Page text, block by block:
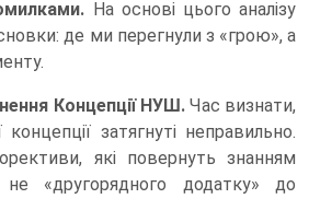
На основі цього аналізу
де ми перегнули з «грою», а
Концепції НУШ.Час визнати,
затягнуті неправильно.
які повернуть знанням
«другорядного додатку» до